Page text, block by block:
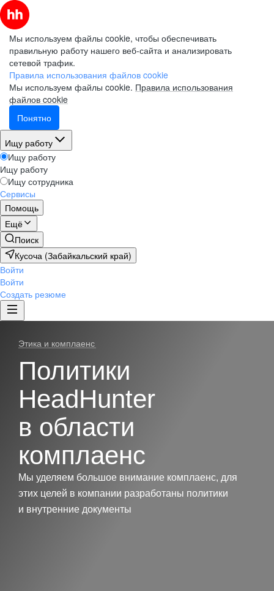
Мы используем файлы cookie, чтобы обеспечивать
правильную работу нашего веб-сайта и анализировать
сетевой трафик.
Правила использования файлов cookie
Мы используем файлы cookie. Правила использования
файлов cookie
Понятно
Ищу работу
Ищу работу
Ищу работу
Ищу сотрудника
Сервисы
Помощь
Ещё
Поиск
Кусоча (Забайкальский край)
Войти
Войти
Создать резюме
Этика и комплаенс
Политики
HeadHunter
в области
комплаенс
Мы уделяем большое внимание комплаенс, для
этих целей в компании разработаны политики
и внутренние документы